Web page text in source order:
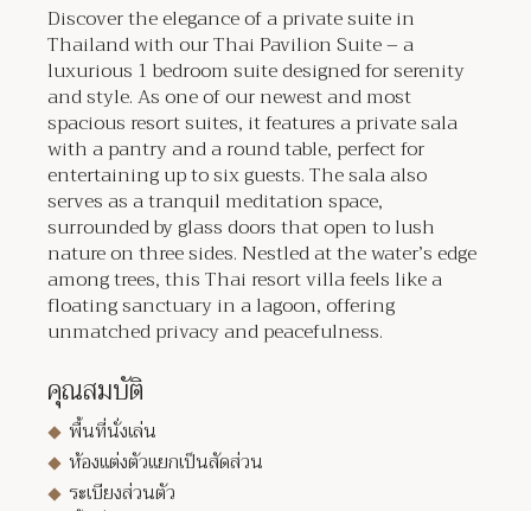
Discover the elegance of a private suite in
Thailand with our Thai Pavilion Suite – a
luxurious 1 bedroom suite designed for serenity
and style. As one of our newest and most
spacious resort suites, it features a private sala
with a pantry and a round table, perfect for
entertaining up to six guests. The sala also
serves as a tranquil meditation space,
surrounded by glass doors that open to lush
nature on three sides. Nestled at the water’s edge
among trees, this Thai resort villa feels like a
floating sanctuary in a lagoon, offering
unmatched privacy and peacefulness.
คุณสมบัติ
พื้นที่นั่งเล่น
ห้องแต่งตัวแยกเป็นสัดส่วน
ระเบียงส่วนตัว